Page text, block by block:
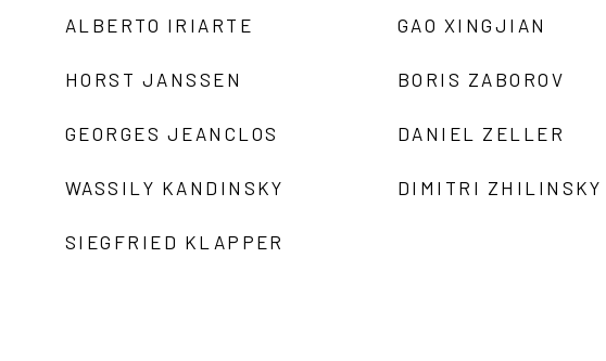
ALBERTO IRIARTE
HORST JANSSEN
GEORGES JEANCLOS
WASSILY KANDINSKY
SIEGFRIED KLAPPER
GAO XINGJIAN
BORIS ZABOROV
DANIEL ZELLER
DIMITRI ZHILINSKY